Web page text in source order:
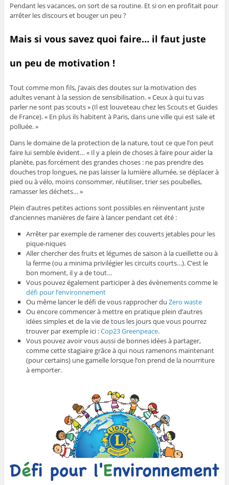
Pendant les vacances, on sort de sa routine. Et si on en profitait pour
arrêter les discours et bouger un peu ?
Mais si vous savez quoi faire… il faut juste
un peu de motivation !
Tout comme mon fils, j’avais des doutes sur la motivation des
adultes venant à la session de sensibilisation. « Ceux à qui tu vas
parler ne sont pas scouts » (Il est louveteau chez les Scouts et Guides
de France). « En plus ils habitent à Paris, dans une ville qui est sale et
polluée. »
Dans le domaine de la protection de la nature, tout ce que l’on peut
faire lui semble évident… « Il y a plein de choses à faire pour aider la
planète, pas forcément des grandes choses : ne pas prendre des
douches trop longues, ne pas laisser la lumière allumée, se déplacer à
pied ou à vélo, moins consommer, réutiliser, trier ses poubelles,
ramasser les déchets… »
Plein d’autres petites actions sont possibles en réinventant juste
d’anciennes manières de faire à lancer pendant cet été :
Arrêter par exemple de ramener des couverts jetables pour les
pique-niques
Aller chercher des fruits et légumes de saison à la cueillette ou à
la ferme (ou a minima privilégier les circuits courts…). C’est le
bon moment, il y a de tout…
Vous pouvez également participer à des évènements comme le
défi pour l’environnement
Ou même lancer le défi de vous rapprocher duZerowaste
Ou encore commencer à mettre en pratique plein d’autres
idées simples et de la vie de tous les jours que vous pourrez
trouver par exemple ici :Cop23Greenpeace.
Vous pouvez avoir vous aussi de bonnes idées à partager,
comme cette stagiaire grâce à qui nous ramenons maintenant
(pour certains) une gamelle lorsque l’on prend de la nourriture
à emporter.